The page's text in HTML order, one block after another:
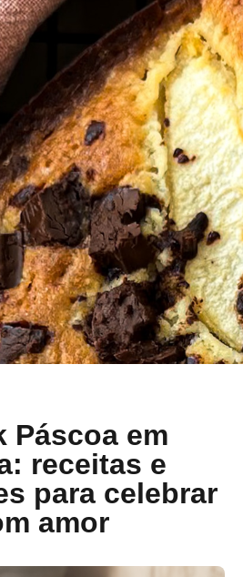
Páscoa em
receitas e
para celebrar
amor